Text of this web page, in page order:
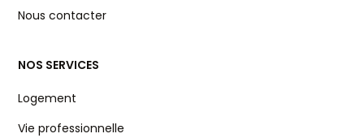
Nous contacter
NOS SERVICES
Logement
Vie professionnelle